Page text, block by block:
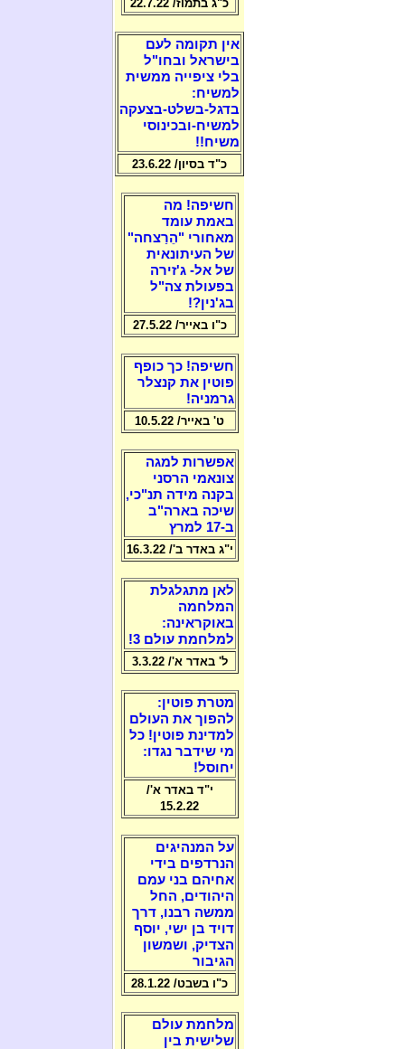
כ"ג בתמוז/ 22.7.22
אין תקומה לעם
בישראל ובחו"ל
בלי ציפייה ממשית
למשיח:
בדגל-בשלט-בצעקה
למשיח-ובכינוסי
משיח!!
כ"ד בסיון/ 23.6.22
חשיפה! מה
באמת עומד
מאחורי "הֵרַצחה"
של העיתונאית
של אל- ג'זירה
בפעולת צה"ל
בג'נין?!
כ"ו באייר/ 27.5.22
חשיפה! כך כופף
פוטין את קנצלר
גרמניה!
ט' באייר/ 10.5.22
אפשרות למגה
צונאמי הרסני
בקנה מידה תנ"כי,
שיכה בארה"ב
ב-17 למרץ
י"ג באדר ב'/ 16.3.22
לאן מתגלגלת
המלחמה
באוקראינה:
למלחמת עולם 3!
ל' באדר א'/ 3.3.22
מטרת פוטין:
להפוך את העולם
למדינת פוטין! כל
מי שידבר נגדו:
יחוסל!
י"ד באדר א'/
15.2.22
על המנהיגים
הנרדפים בידי
אחיהם בני עמם
היהודים, החל
ממשה רבנו, דרך
דויד בן ישי, יוסף
הצדיק, ושמשון
הגיבור
כ"ו בשבט/ 28.1.22
מלחמת עולם
שלישית בין